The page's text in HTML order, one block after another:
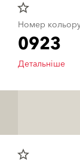
star_border
Номер
0923
Детальніше
star_border